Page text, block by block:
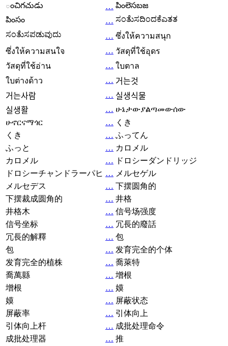
ంచిగచుడు
… పింలెసబజ
పింసం
… ಸಂತೆುಸದಿಂದಕೆಎತತ
ಸಂತೆುಸಪಡುವುದು
… ซึ่งให้ความสนุก
ซึ่งให้ความสนใจ
… วัสดุที่ใช้อุดร
วัสดุที่ใช้อ่าน
… ใบตาล
ใบต่างด้าว
… 거는것
거는사람
… 실생식물
실생활
… ሁኔታውያልጣመውሰው
ሁኖርናማጎር
… くき
くき
… ふってん
ふっと
… カロメル
カロメル
… ドロシーダンドリッジ
ドロシーチャンドラーパヒ … メルセゲル
メルセデス
… 下摆圆角的
下摆裁成圆角的
… 井格
井格木
… 信号场强度
信号坐标
… 冗長的廢話
冗長的解釋
… 包
包
… 发育完全的个体
发育完全的植株
… 喬萊特
喬萬縣
… 增根
增根
… 嫫
嫫
… 屏蔽状态
屏蔽率
… 引体向上
引体向上杆
… 成批处理命令
成批处理器
… 推